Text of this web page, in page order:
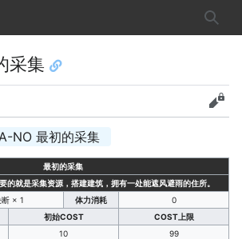
搜索
采集
查看
NO 最初的采集
最初的采集
的就是采集资源，搭建建筑，拥有一处能遮风避雨的住所。
断 × 1 体力消耗
0
初始COST
COST上限
10
99